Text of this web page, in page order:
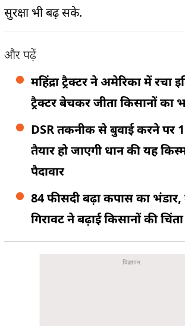
सुरक्षा भी बढ़ सके.
और पढ़ें
महिंद्रा ट्रैक्टर ने अमेरिका में रचा
ट्रैक्टर बेचकर जीता किसानों का
DSR तकनीक से बुवाई करने पर
तैयार हो जाएगी धान की यह
पैदावार
84 फीसदी बढ़ा कपास का भंडार,
गिरावट ने बढ़ाई किसानों की चिंता